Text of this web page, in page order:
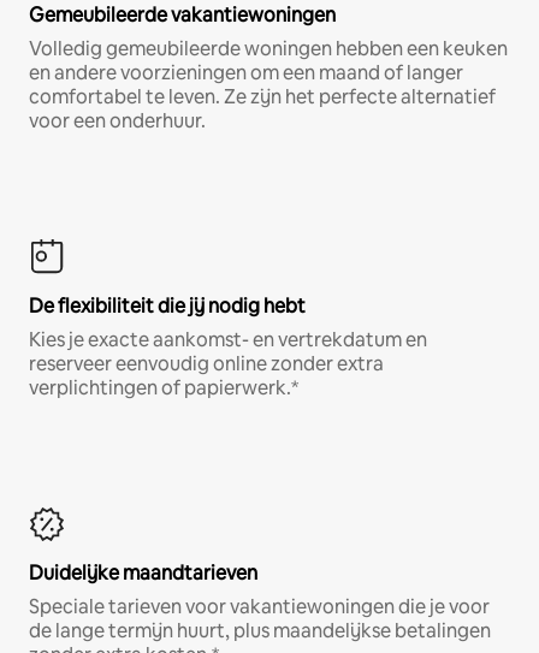
Gemeubileerde vakantiewoningen
Volledig gemeubileerde woningen hebben een keuken
en andere voorzieningen om een maand of langer
comfortabel te leven. Ze zijn het perfecte alternatief
voor een onderhuur.
De flexibiliteit die jij nodig hebt
Kies je exacte aankomst- en vertrekdatum en
reserveer eenvoudig online zonder extra
verplichtingen of papierwerk.*
Duidelijke maandtarieven
Speciale tarieven voor vakantiewoningen die je voor
de lange termijn huurt, plus maandelijkse betalingen